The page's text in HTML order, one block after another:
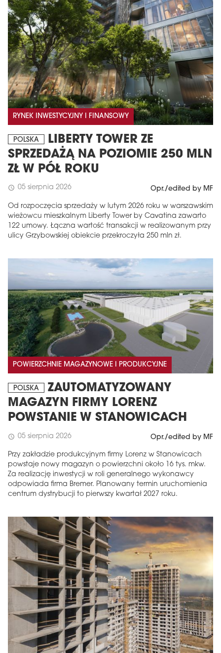
RYNEK INWESTYCYJNY I FINANSOWY
POLSKA
LIBERTY TOWER ZE
SPRZEDAŻĄ NA POZIOMIE 250 MLN
ZŁ W PÓŁ ROKU
schedule 05 sierpnia 2026 Opr./edited by MF
Od rozpoczęcia sprzedaży w lutym 2026 roku w warszawskim
wieżowcu mieszkalnym Liberty Tower by Cavatina zawarto
122 umowy. Łączna wartość transakcji w realizowanym przy
ulicy Grzybowskiej obiekcie przekroczyła 250 mln zł.
POWIERZCHNIE MAGAZYNOWE I PRODUKCYJNE
POLSKA
ZAUTOMATYZOWANY
MAGAZYN FIRMY LORENZ
POWSTANIE W STANOWICACH
schedule 05 sierpnia 2026 Opr./edited by MF
Przy zakładzie produkcyjnym firmy Lorenz w Stanowicach
powstaje nowy magazyn o powierzchni około 16 tys. mkw.
Za realizację inwestycji w roli generalnego wykonawcy
odpowiada firma Bremer. Planowany termin uruchomienia
centrum dystrybucji to pierwszy kwartał 2027 roku.